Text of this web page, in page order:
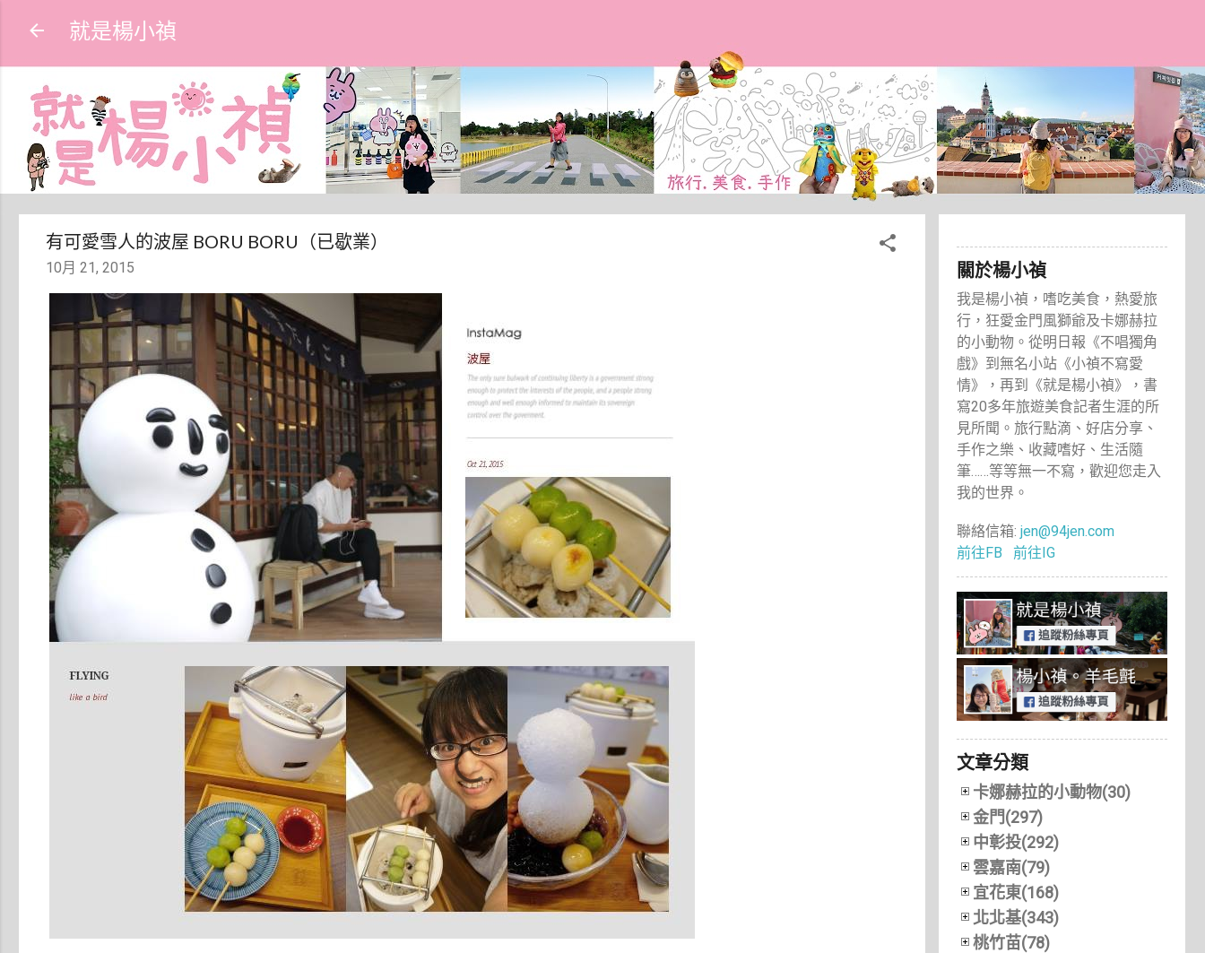
就是楊小禎
有可愛雪人的波屋 BORU BORU（已歇業）
10月 21, 2015 關於楊小禎
我是楊小禎，嗜吃美食，熱愛旅
行，狂愛金門風獅爺及卡娜赫拉
的小動物。從明日報《不唱獨角
戲》到無名小站《小禎不寫愛
情》，再到《就是楊小禎》，書
寫20多年旅遊美食記者生涯的所
見所聞。旅行點滴、好店分享、
手作之樂、收藏嗜好、生活隨
筆……等等無一不寫，歡迎您走入
我的世界。
聯絡信箱: jen@94jen.com
前往FB
前往IG
文章分類
卡娜赫拉的小動物(30)
金門(297)
中彰投(292)
雲嘉南(79)
宜花東(168)
北北基(343)
桃竹苗(78)